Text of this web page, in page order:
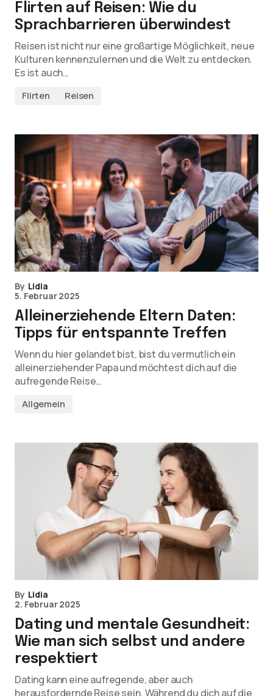
Flirten auf Reisen: Wie du
Sprachbarrieren überwindest
Reisen ist nicht nur eine großartige Möglichkeit, neue
Kulturen kennenzulernen und die Welt zu entdecken.
Es ist auch…
Flirten Reisen
By Lidia
5. Februar 2025
Alleinerziehende Eltern Daten:
Tipps für entspannte Treffen
Wenn du hier gelandet bist, bist du vermutlich ein
alleinerziehender Papa und möchtest dich auf die
aufregende Reise…
Allgemein
By Lidia
2. Februar 2025
Dating und mentale Gesundheit:
Wie man sich selbst und andere
respektiert
Dating kann eine aufregende, aber auch
herausfordernde Reise sein. Während du dich auf die